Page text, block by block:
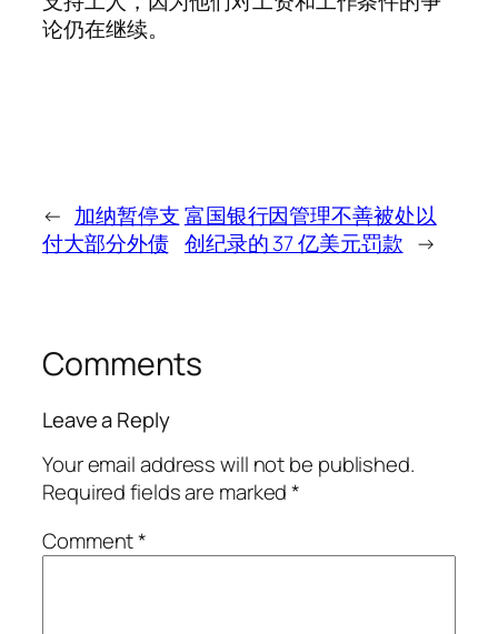
论仍在继续。
← 加纳暂停支
付大部分外债
富国银行因管理不善被处以
创纪录的 37 亿美元罚款 →
Comments
Leave a Reply
Your email address will not be published.
Required fields are marked*
Comment*